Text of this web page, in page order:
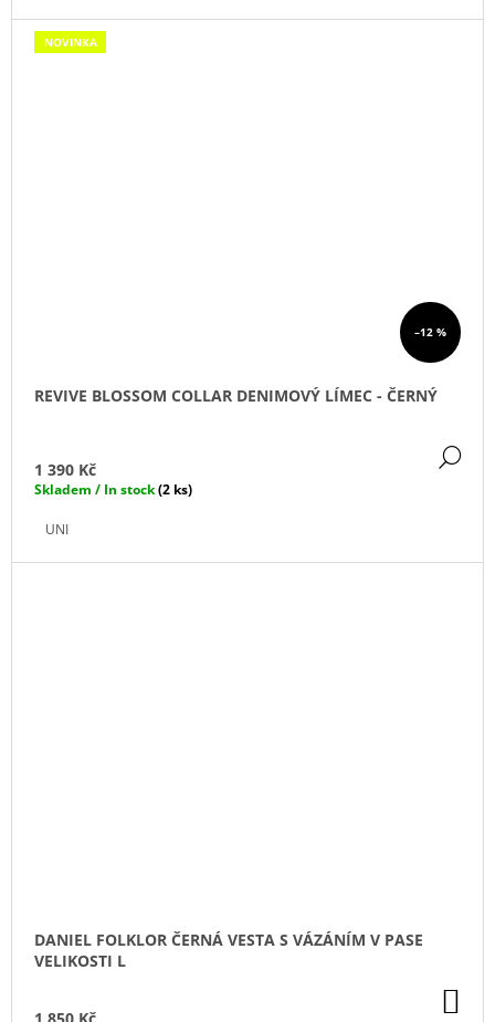
–12 %
NOVINKA
REVIVE BLOSSOM COLLAR DENIMOVÝ LÍMEC - ČERNÝ
1 390 Kč
Skladem / In stock(2 ks)
UNI
DANIEL FOLKLOR ČERNÁ VESTA S VÁZÁNÍM V PASE
VELIKOSTI L
1 850 Kč